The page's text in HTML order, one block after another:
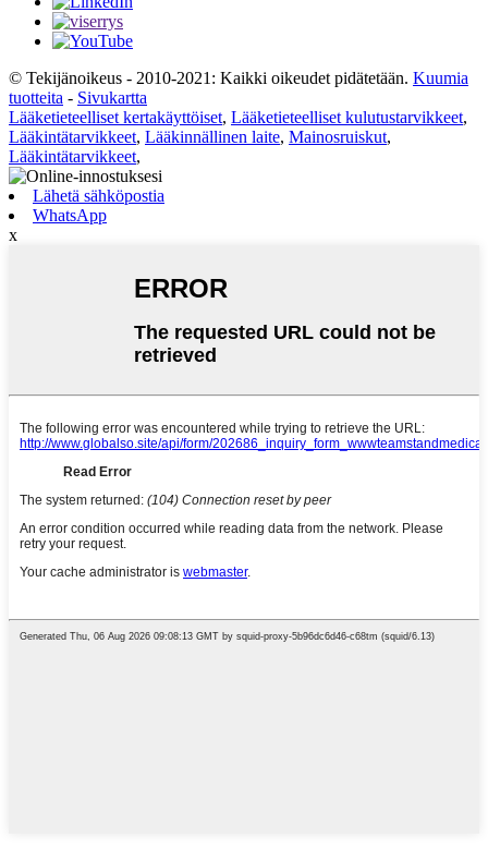
© Tekijänoikeus - 2010-2021: Kaikki oikeudet pidätetään. Kuumia
tuotteita - Sivukartta
Lääketieteelliset kertakäyttöiset, Lääketieteelliset kulutustarvikkeet,
Lääkintätarvikkeet, Lääkinnällinen laite, Mainosruiskut,
Lääkintätarvikkeet,
Lähetä sähköpostia
WhatsApp
x